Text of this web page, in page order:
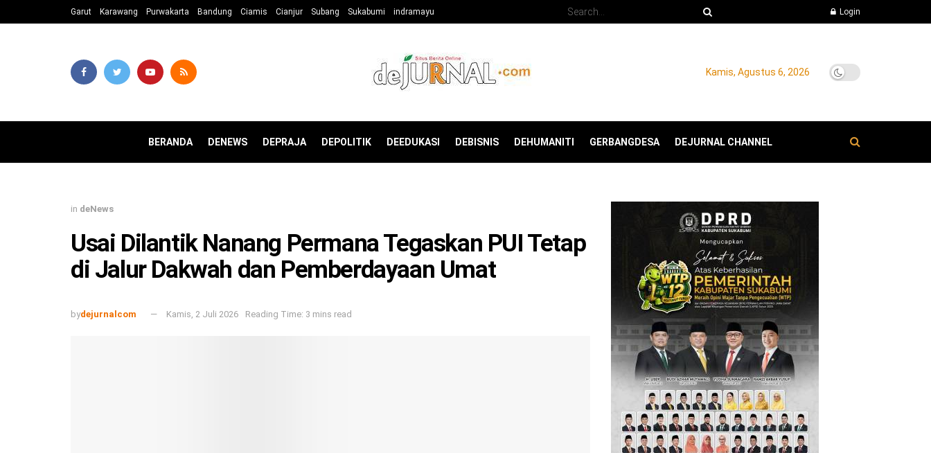
Garut Karawang Purwakarta Bandung Ciamis Cianjur Subang Sukabumi indramayu Login
Kamis, Agustus 6, 2026
BERANDA DENEWS DEPRAJA DEPOLITIK DEEDUKASI DEBISNIS DEHUMANITI GERBANGDESA DEJURNAL CHANNEL
in deNews
Usai Dilantik Nanang Permana Tegaskan PUI Tetap
di Jalur Dakwah dan Pemberdayaan Umat
bydejurnalcom Kamis, 2 Juli 2026 Reading Time: 3 mins read